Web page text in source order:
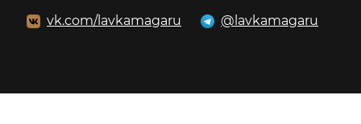
vk.com/lavkamagaru @lavkamagaru